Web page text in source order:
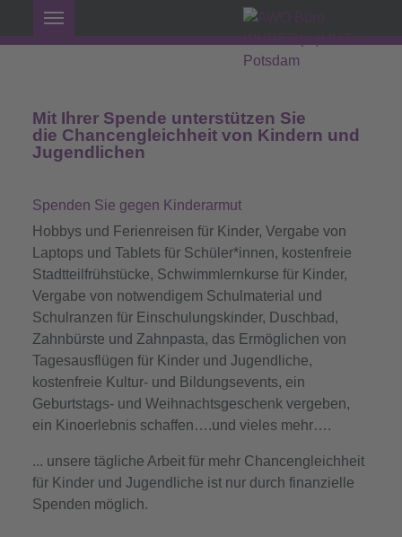
Mit Ihrer Spende unterstützen Sie
die Chancengleichheit von Kindern und
Jugendlichen
Spenden Sie gegen Kinderarmut
Hobbys und Ferienreisen für Kinder, Vergabe von
Laptops und Tablets für Schüler*innen, kostenfreie
Stadtteilfrühstücke, Schwimmlernkurse für Kinder,
Vergabe von notwendigem Schulmaterial und
Schulranzen für Einschulungskinder, Duschbad,
Zahnbürste und Zahnpasta, das Ermöglichen von
Tagesausflügen für Kinder und Jugendliche,
kostenfreie Kultur- und Bildungsevents, ein
Geburtstags- und Weihnachtsgeschenk vergeben,
ein Kinoerlebnis schaffen….und vieles mehr….
... unsere tägliche Arbeit für mehr Chancengleichheit
für Kinder und Jugendliche ist nur durch finanzielle
Spenden möglich.